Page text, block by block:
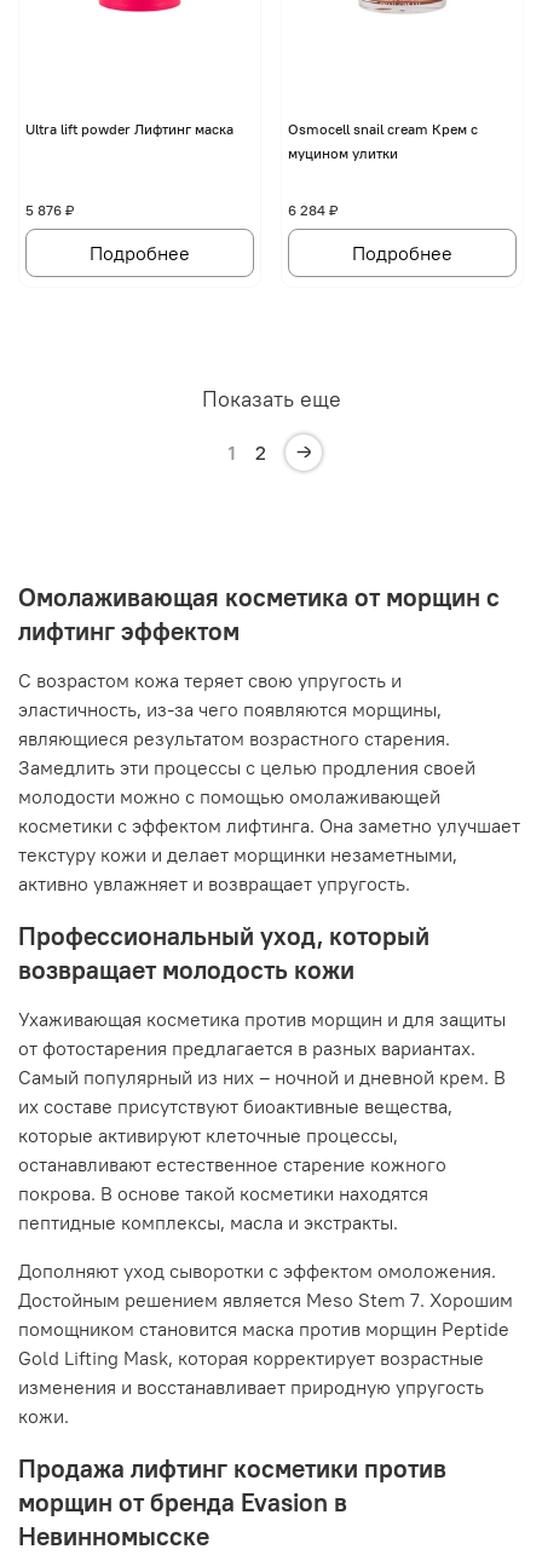
Ultra lift powder Лифтинг маска
5 876 ₽
Подробнее
Osmocell snail cream Крем с
муцином улитки
6 284 ₽
Подробнее
Показать еще
1 2
Омолаживающая косметика от морщин с
лифтинг эффектом
С возрастом кожа теряет свою упругость и
эластичность, из-за чего появляются морщины,
являющиеся результатом возрастного старения.
Замедлить эти процессы с целью продления своей
молодости можно с помощью омолаживающей
косметики с эффектом лифтинга. Она заметно улучшает
текстуру кожи и делает морщинки незаметными,
активно увлажняет и возвращает упругость.
Профессиональный уход, который
возвращает молодость кожи
Ухаживающая косметика против морщин и для защиты
от фотостарения предлагается в разных вариантах.
Самый популярный из них – ночной и дневной крем. В
их составе присутствуют биоактивные вещества,
которые активируют клеточные процессы,
останавливают естественное старение кожного
покрова. В основе такой косметики находятся
пептидные комплексы, масла и экстракты.
Дополняют уход сыворотки с эффектом омоложения.
Достойным решением является Meso Stem 7. Хорошим
помощником становится маска против морщин Peptide
Gold Lifting Mask, которая корректирует возрастные
изменения и восстанавливает природную упругость
кожи.
Продажа лифтинг косметики против
морщин от бренда Evasion в
Невинномысске